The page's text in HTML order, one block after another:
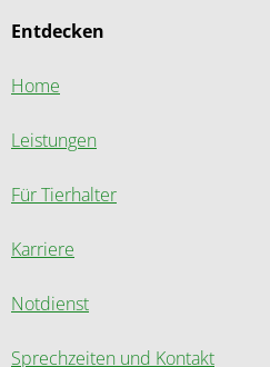
Entdecken
Home
Leistungen
Für Tierhalter
Karriere
Notdienst
Sprechzeiten und Kontakt